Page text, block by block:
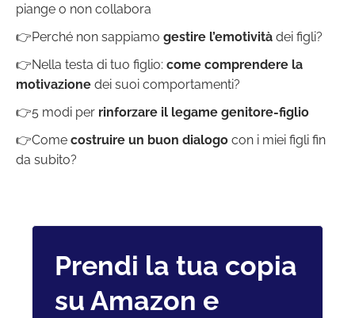
piange o non collabora
👉Perché non sappiamo gestire l’emotività dei figli?
👉Nella testa di tuo figlio: come comprendere la
motivazione dei suoi comportamenti?
👉5 modi per rinforzare il legame genitore-figlio
👉Come costruire un buon dialogo con i miei figli fin
da subito?
Prendi la tua copia
su Amazon e